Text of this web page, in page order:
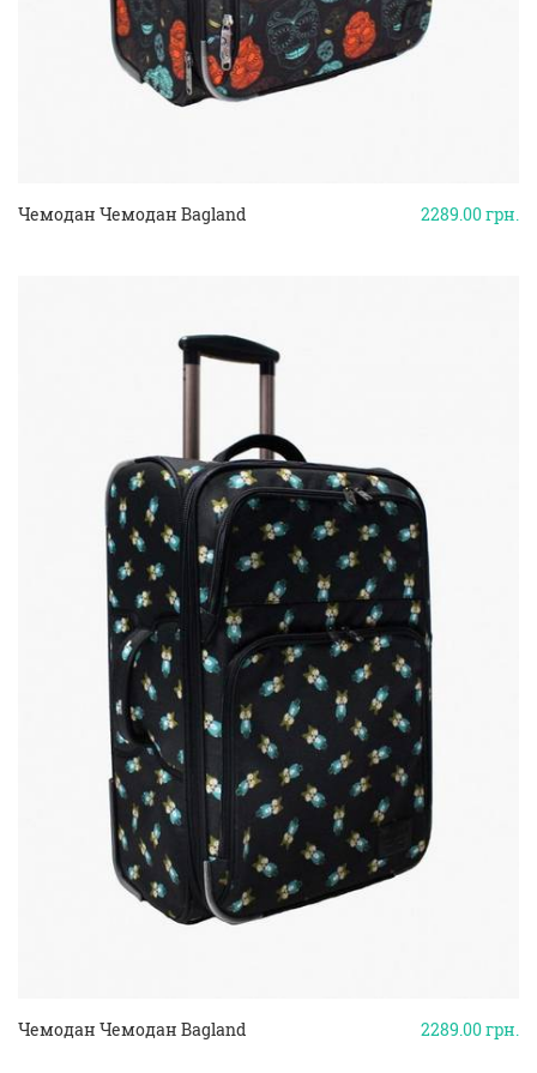
2289.00грн.
Чемодан Чемодан Bagland
2289.00грн.
Чемодан Чемодан Bagland